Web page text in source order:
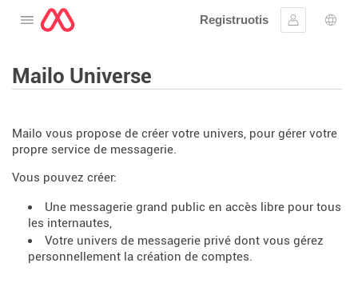
Atidarykite meniu
Registruotis
Prisijungti
Mailo Universe
Mailo vous propose de créer votre univers, pour gérer votre
propre service de messagerie.
Vous pouvez créer:
Une messagerie grand public en accès libre pour tous
les internautes,
Votre univers de messagerie privé dont vous gérez
personnellement la création de comptes.